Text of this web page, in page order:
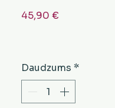
45,90 €
Daudzums *